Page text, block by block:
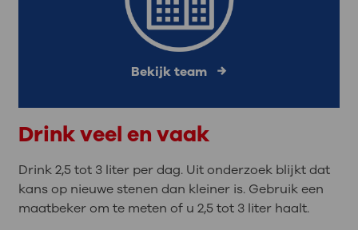
Bekijk team
Drink veel en vaak
Drink 2,5 tot 3 liter per dag. Uit onderzoek blijkt dat
kans op nieuwe stenen dan kleiner is. Gebruik een
maatbeker om te meten of u 2,5 tot 3 liter haalt.